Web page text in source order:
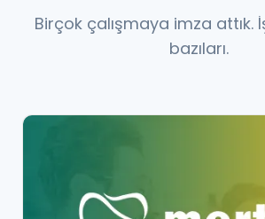
Birçok çalışmaya imza attık.
bazıları.